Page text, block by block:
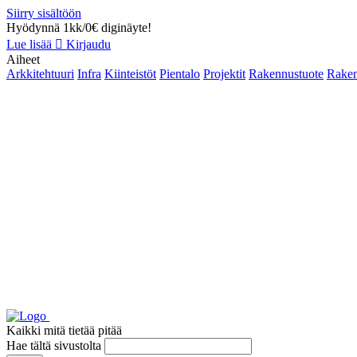
Siirry sisältöön
Hyödynnä 1kk/0€ diginäyte!
Lue lisää
Kirjaudu
Aiheet
Arkkitehtuuri Infra Kiinteistöt Pientalo Projektit Rakennustuote
Kaikki mitä tietää pitää
Hae tältä sivustolta